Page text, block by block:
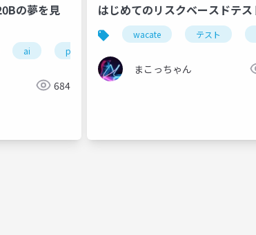
の夢を見
ai pixel10pro
684
はじめてのリスクベースドテス
wacate テスト
まこっちゃん